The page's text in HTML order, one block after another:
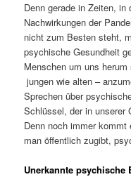
Denn gerade in Zeiten,
Nachwirkungen der
nicht zum Besten steht,
psychische Gesundheit
Menschen um uns
jungen wie alten –
Sprechen über
Schlüssel, der in unserer
Denn noch immer
man öffentlich zugibt,
Unerkannte psychische